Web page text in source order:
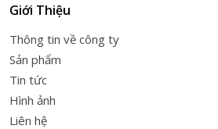
Giới Thiệu
Thông tin về công ty
Sản phẩm
Tin tức
Hình ảnh
Liên hệ